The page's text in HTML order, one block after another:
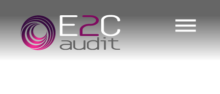
content
4
février
2020